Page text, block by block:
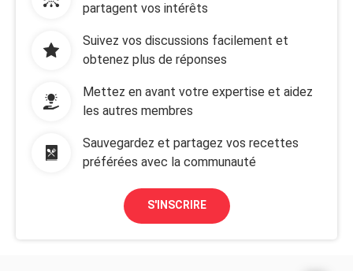
partagent vos intérêts
Suivez vos discussions facilement et
obtenez plus de réponses
Mettez en avant votre expertise et aidez
les autres membres
Sauvegardez et partagez vos recettes
préférées avec la communauté
S'INSCRIRE